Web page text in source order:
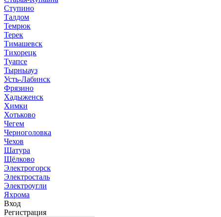
Ступино
Талдом
Темрюк
Терек
Тимашевск
Тихорецк
Туапсе
Тырныауз
Усть-Лабинск
Фрязино
Хадыженск
Химки
Хотьково
Чегем
Черноголовка
Чехов
Шатура
Щёлково
Электрогорск
Электросталь
Электроугли
Яхрома
Вход
Регистрация